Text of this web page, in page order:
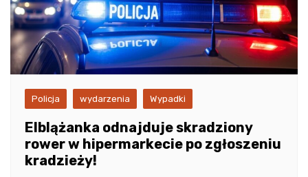
Policja wydarzenia Wypadki
Elblążanka odnajduje skradziony
rower w hipermarkecie po zgłoszeniu
kradzieży!